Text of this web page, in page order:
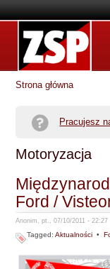
Strona główna
Pracujesz
Motoryzacja
Ford /
Anonim, pt., 07/10/2011 - 22:27
Tagged:Aktualności •